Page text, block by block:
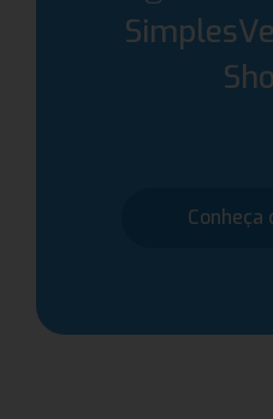
Conheça